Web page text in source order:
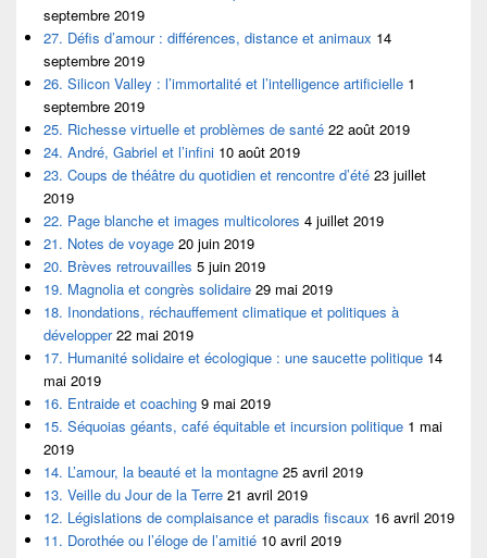
septembre 2019
27. Défis d’amour : différences, distance et animaux 14
septembre 2019
26. Silicon Valley : l’immortalité et l’intelligence artificielle 1
septembre 2019
25. Richesse virtuelle et problèmes de santé 22 août 2019
24. André, Gabriel et l’infini 10 août 2019
23. Coups de théâtre du quotidien et rencontre d’été 23 juillet
2019
22. Page blanche et images multicolores 4 juillet 2019
21. Notes de voyage 20 juin 2019
20. Brèves retrouvailles 5 juin 2019
19. Magnolia et congrès solidaire 29 mai 2019
18. Inondations, réchauffement climatique et politiques à
développer 22 mai 2019
17. Humanité solidaire et écologique : une saucette politique 14
mai 2019
16. Entraide et coaching 9 mai 2019
15. Séquoias géants, café équitable et incursion politique 1 mai
2019
14. L’amour, la beauté et la montagne 25 avril 2019
13. Veille du Jour de la Terre 21 avril 2019
12. Législations de complaisance et paradis fiscaux 16 avril 2019
11. Dorothée ou l’éloge de l’amitié 10 avril 2019